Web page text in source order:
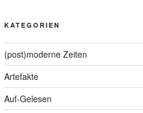
KATEGORIEN
(post)moderne Zeiten
Artefakte
Auf-Gelesen